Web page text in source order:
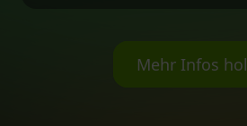
Mehr Infos